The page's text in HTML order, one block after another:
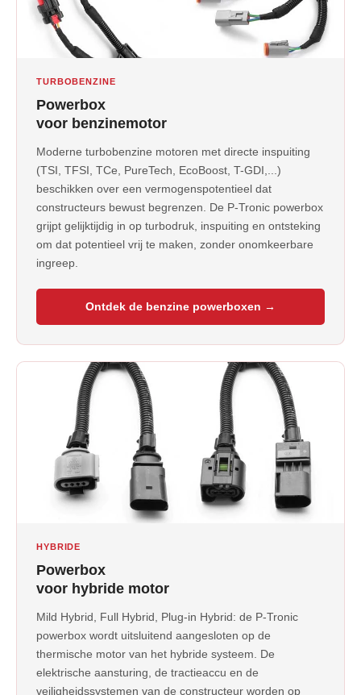
TURBOBENZINE
Powerbox
voor benzinemotor
Moderne turbobenzine motoren met directe inspuiting
(TSI, TFSI, TCe, PureTech, EcoBoost, T-GDI,...)
beschikken over een vermogenspotentieel dat
constructeurs bewust begrenzen. De P-Tronic powerbox
grijpt gelijktijdig in op turbodruk, inspuiting en ontsteking
om dat potentieel vrij te maken, zonder onomkeerbare
ingreep.
Ontdek de benzine powerboxen →
HYBRIDE
Powerbox
voor hybride motor
Mild Hybrid, Full Hybrid, Plug-in Hybrid: de P-Tronic
powerbox wordt uitsluitend aangesloten op de
thermische motor van het hybride systeem. De
elektrische aansturing, de tractieaccu en de
veiligheidssystemen van de constructeur worden op